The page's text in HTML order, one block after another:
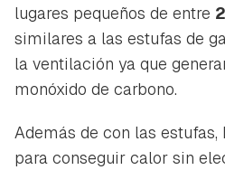
lugares pequeños de entre
similares a las estufas de
la ventilación ya que
monóxido de carbono.
Además de con las
para conseguir calor sin